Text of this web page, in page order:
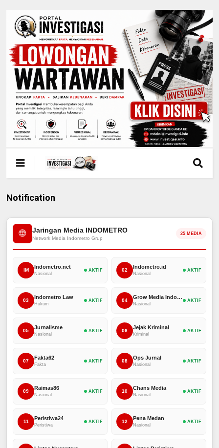
Notification
🌐 Jaringan Media INDOMETRO
Network Media Indometro Grup
25 MEDIA
IM
Indometro.net
Nasional
AKTIF 02
Indometro.id
Nasional
AKTIF
03
Indometro Law
Hukum
AKTIF 04
Grow Media Indonesia
Nasional
AKTIF
05
Jurnalisme
Nasional
AKTIF 06
Jejak Kriminal
Kriminal
AKTIF
07
Fakta62
Fakta
AKTIF 08
Ops Jurnal
Nasional
AKTIF
09
Raimas86
Nasional
AKTIF 10
Chans Media
Nasional
AKTIF
11
Peristiwa24
Peristiwa
AKTIF 12
Pena Medan
Nasional
AKTIF